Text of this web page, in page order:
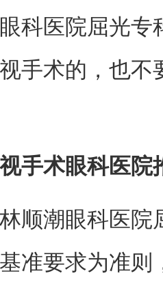
医院屈光专
手术的，也
术眼科医院
潮眼科医院
准要求为准则